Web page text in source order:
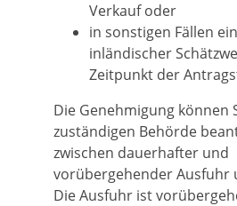
Verkauf oder
in sonstigen Fällen
inländischer
Zeitpunkt der
Die Genehmigung können
zuständigen Behörde
zwischen dauerhafter und
vorübergehender Ausfuhr
Die Ausfuhr ist